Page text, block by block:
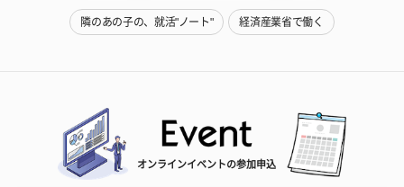
隣のあの子の、就活"ノート" 経済産業省で働く
オンラインイベントの参加申込